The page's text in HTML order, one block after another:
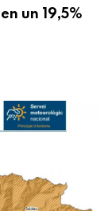
un 19,5%